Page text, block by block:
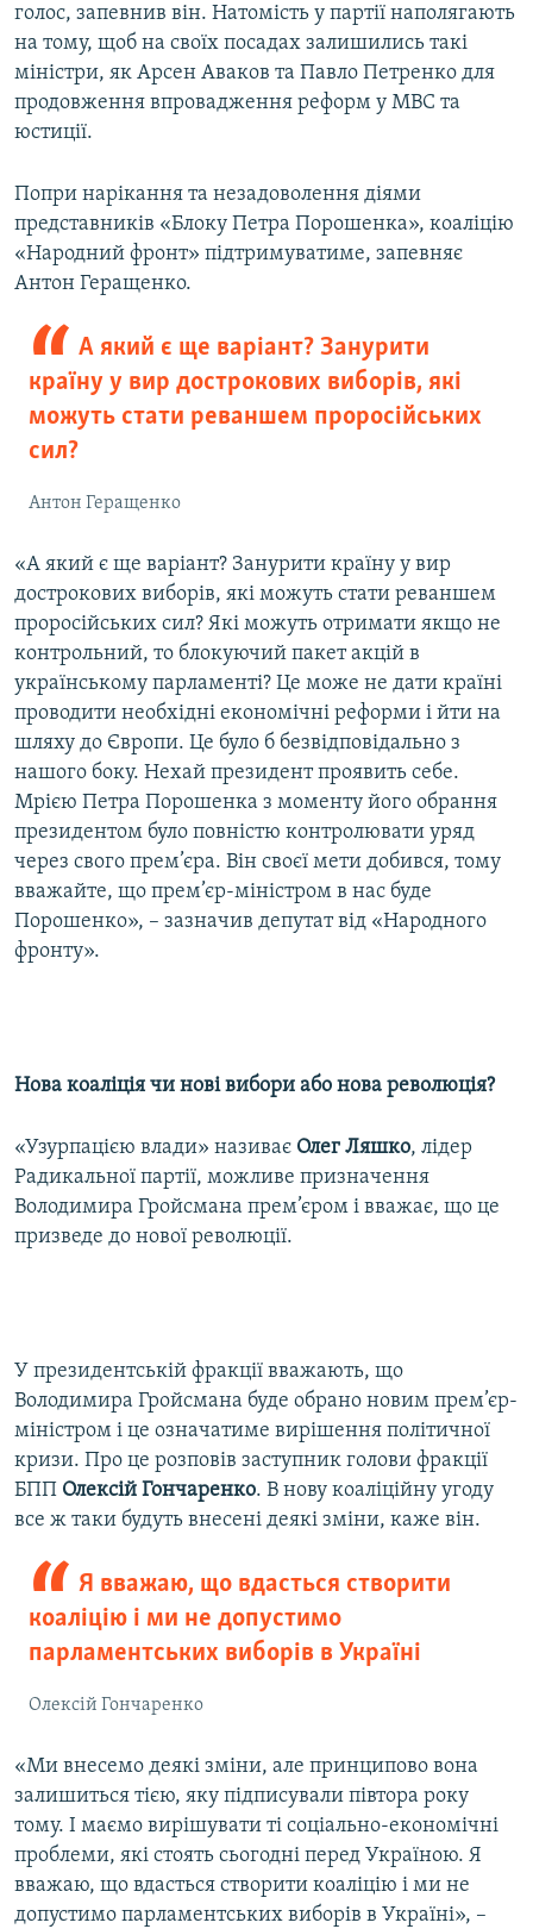
голос, запевнив він. Натомість у партії наполягають
на тому, щоб на своїх посадах залишились такі
міністри, як Арсен Аваков та Павло Петренко для
продовження впровадження реформ у МВС та
юстиції.
Попри нарікання та незадоволення діями
представників «Блоку Петра Порошенка», коаліцію
«Народний фронт» підтримуватиме, запевняє
Антон Геращенко.
А який є ще варіант? Занурити
країну у вир дострокових виборів, які
можуть стати реваншем проросійських
сил?
Антон Геращенко
«А який є ще варіант? Занурити країну у вир
дострокових виборів, які можуть стати реваншем
проросійських сил? Які можуть отримати якщо не
контрольний, то блокуючий пакет акцій в
українському парламенті? Це може не дати країні
проводити необхідні економічні реформи і йти на
шляху до Європи. Це було б безвідповідально з
нашого боку. Нехай президент проявить себе.
Мрією Петра Порошенка з моменту його обрання
президентом було повністю контролювати уряд
через свого прем’єра. Він своєї мети добився, тому
вважайте, що прем’єр-міністром в нас буде
Порошенко», – зазначив депутат від «Народного
фронту».
Нова коаліція чи нові вибори або нова революція?
«Узурпацією влади» називає Олег Ляшко, лідер
Радикальної партії, можливе призначення
Володимира Гройсмана прем’єром і вважає, що це
призведе до нової революції.
У президентській фракції вважають, що
Володимира Гройсмана буде обрано новим прем’єр-
міністром і це означатиме вирішення політичної
кризи. Про це розповів заступник голови фракції
БПП Олексій Гончаренко. В нову коаліційну угоду
все ж таки будуть внесені деякі зміни, каже він.
Я вважаю, що вдасться створити
коаліцію і ми не допустимо
парламентських виборів в Україні
Олексій Гончаренко
«Ми внесемо деякі зміни, але принципово вона
залишиться тією, яку підписували півтора року
тому. І маємо вирішувати ті соціально-економічні
проблеми, які стоять сьогодні перед Україною. Я
вважаю, що вдасться створити коаліцію і ми не
допустимо парламентських виборів в Україні», –